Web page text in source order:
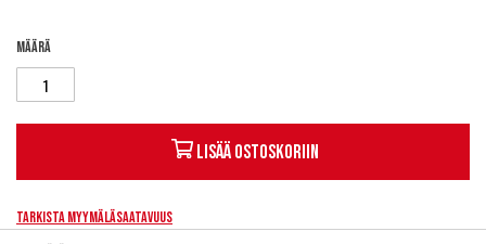
Määrä
Lisää ostoskoriin
Tarkista myymäläsaatavuus